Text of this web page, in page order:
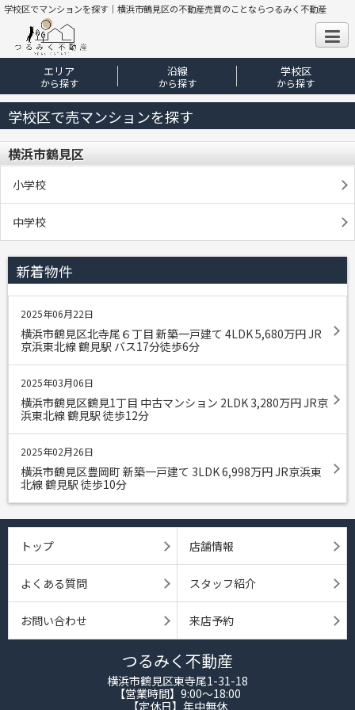
学校区でマンションを探す｜横浜市鶴見区の不動産売買のことならつるみく不動産
エリア
から探す
沿線
から探す
学校区
から探す
学校区で売マンションを探す
横浜市鶴見区
小学校
中学校
新着物件
2025年06月22日
横浜市鶴見区北寺尾６丁目 新築一戸建て 4LDK 5,680万円JR
京浜東北線 鶴見駅 バス17分徒歩6分
2025年03月06日
横浜市鶴見区鶴見1丁目 中古マンション 2LDK 3,280万円JR京
浜東北線 鶴見駅 徒歩12分
2025年02月26日
横浜市鶴見区豊岡町 新築一戸建て 3LDK 6,998万円JR京浜東
北線 鶴見駅 徒歩10分
トップ 店舗情報
よくある質問 スタッフ紹介
お問い合わせ 来店予約
つるみく不動産
横浜市鶴見区東寺尾1-31-18
【営業時間】9:00～18:00
【定休日】年中無休